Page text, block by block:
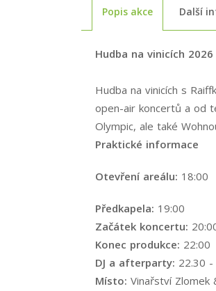
Popis akce Další
Hudba na vinicích
Hudba na vinicích s
open-air koncertů a od
Olympic, ale také
Praktické informace
Otevření areálu: 18:00
Předkapela: 19:00
Začátek koncertu:
Konec produkce: 22:00
DJ a afterparty: 22.30 -
Místo: Vinařství Zlomek